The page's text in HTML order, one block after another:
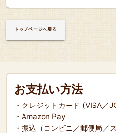
トップページへ戻る
お支払い方法
・クレジットカード (VISA／
・Amazon Pay
・振込（コンビニ／郵便局／